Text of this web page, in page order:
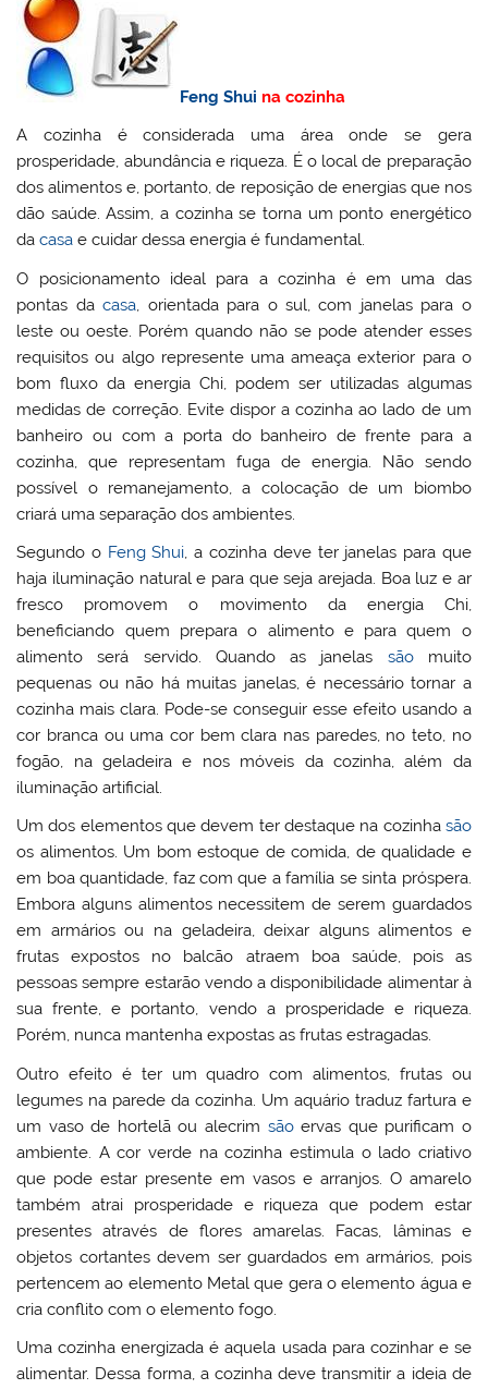
Feng Shui na cozinha
A cozinha é considerada uma área onde se gera
prosperidade, abundância e riqueza. É o local de preparação
dos alimentos e, portanto, de reposição de energias que nos
dão saúde. Assim, a cozinha se torna um ponto energético
dacasa e cuidar dessa energia é fundamental.
O posicionamento ideal para a cozinha é em uma das
pontas dacasa , orientada para o sul, com janelas para o
leste ou oeste. Porém quando não se pode atender esses
requisitos ou algo represente uma ameaça exterior para o
bom fluxo da energia Chi, podem ser utilizadas algumas
medidas de correção. Evite dispor a cozinha ao lado de um
banheiro ou com a porta do banheiro de frente para a
cozinha, que representam fuga de energia. Não sendo
possível o remanejamento, a colocação de um biombo
criará uma separação dos ambientes.
Segundo o Feng Shui, a cozinha deve ter janelas para que
haja iluminação natural e para que seja arejada. Boa luz e ar
fresco promovem o movimento da energia Chi,
beneficiando quem prepara o alimento e para quem o
alimento será servido. Quando as janelas sãomuito
pequenas ou não há muitas janelas, é necessário tornar a
cozinha mais clara. Pode-se conseguir esse efeito usando a
cor branca ou uma cor bem clara nas paredes, no teto, no
fogão, na geladeira e nos móveis da cozinha, além da
iluminação artificial.
Um dos elementos que devem ter destaque na cozinha são
os alimentos. Um bom estoque de comida, de qualidade e
em boa quantidade, faz com que a família se sinta próspera.
Embora alguns alimentos necessitem de serem guardados
em armários ou na geladeira, deixar alguns alimentos e
frutas expostos no balcão atraem boa saúde, pois as
pessoas sempre estarão vendo a disponibilidade alimentar à
sua frente, e portanto, vendo a prosperidade e riqueza.
Porém, nunca mantenha expostas as frutas estragadas.
Outro efeito é ter um quadro com alimentos, frutas ou
legumes na parede da cozinha. Um aquário traduz fartura e
um vaso de hortelã ou alecrim sãoervas que purificam o
ambiente. A cor verde na cozinha estimula o lado criativo
que pode estar presente em vasos e arranjos. O amarelo
também atrai prosperidade e riqueza que podem estar
presentes através de flores amarelas. Facas, lâminas e
objetos cortantes devem ser guardados em armários, pois
pertencem ao elemento Metal que gera o elemento água e
cria conflito com o elemento fogo.
Uma cozinha energizada é aquela usada para cozinhar e se
alimentar. Dessa forma, a cozinha deve transmitir a ideia de